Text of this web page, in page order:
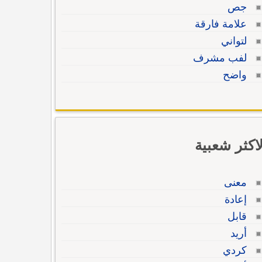
جص
علامة فارقة
لتواني
لفب مشرف
واضح
شعبية
معنى
إعادة
قابل
أريد
كردي